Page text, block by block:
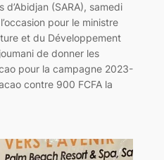
(SARA), samedi
pour le ministre
et du Développement
de donner les
pour la campagne 2023-
contre 900 FCFA la